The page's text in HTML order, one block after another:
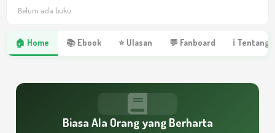
Belum ada buku.
🏠 Home 📚 Ebook ⭐ Ulasan 💬 Fanboard ℹ Tentang
Biasa Ala Orang yang Berharta